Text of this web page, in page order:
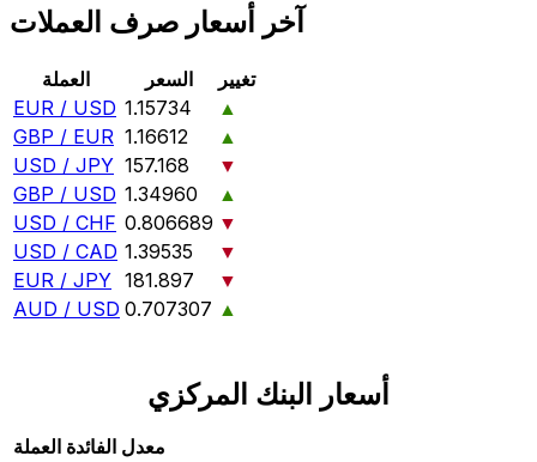
آخر أسعار صرف العملات
العملة السعر
تغيير
EUR / USD 1.15734
▲
GBP / EUR 1.16612
▲
USD / JPY 157.168
▼
GBP / USD 1.34960
▲
USD / CHF 0.806689 ▼
USD / CAD 1.39535
▼
EUR / JPY 181.897
▼
AUD / USD 0.707307 ▲
أسعار البنك المركزي
العملة معدل الفائدة